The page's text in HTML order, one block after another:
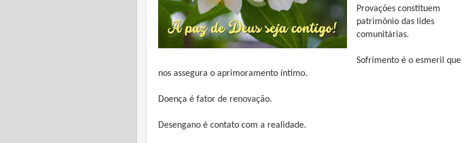
Provações constituem
patrimônio das lides
comunitárias.
Sofrimento é o esmeril que
nos assegura o aprimoramento íntimo.
Doença é fator de renovação.
Desengano é contato com a realidade.